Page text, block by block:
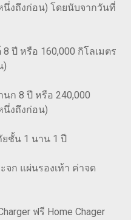
นึ่งถึงก่อน) โดยนับจากวันที่
หรือ 160,000 กิโลเมตร
)
8 ปี หรือ 240,000
นึ่งถึงก่อน)
ชั้น 1 นาน 1 ปี
ก แผ่นรองเท้า ค่าจด
ฟรี Home Chager